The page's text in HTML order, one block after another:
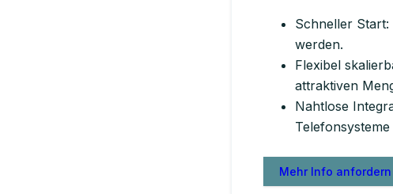
Schneller
werden.
Flexibel
attraktiven
Nahtlose
Mehr Info anfordern